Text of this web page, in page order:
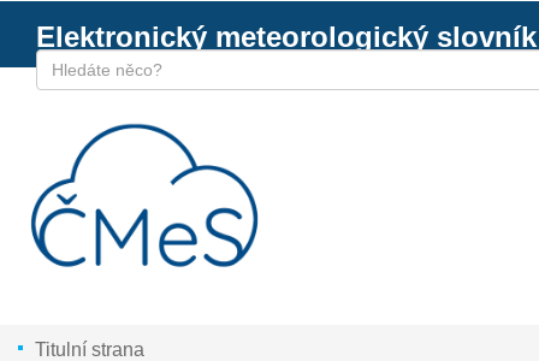
Elektronický meteorologický slovník
Titulní strana